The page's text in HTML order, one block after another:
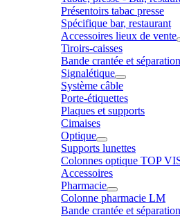
Présentoirs tabac presse
Spécifique bar, restaurant
Accessoires lieux de vente
Tiroirs-caisses
Bande crantée et
Signalétique
Système câble
Porte-étiquettes
Plaques et supports
Cimaises
Optique
Supports lunettes
Colonnes optique TOP
Accessoires
Pharmacie
Colonne pharmacie LM
Bande crantée et